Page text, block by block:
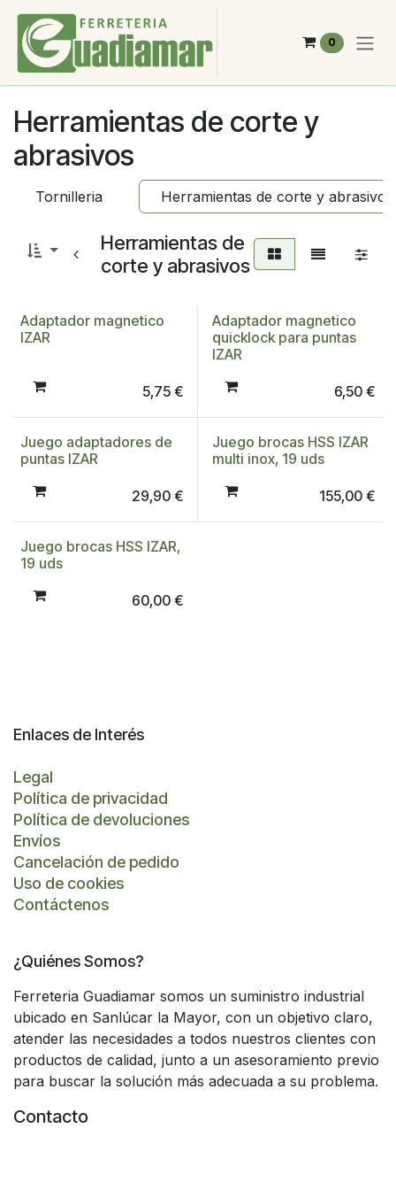
Ir al contenido
0
Herramientas de corte y
abrasivos
Tornilleria Herramientas de corte y abrasivos
Herramientas de
corte y abrasivos
Adaptador magnetico
IZAR
5,75€
Adaptador magnetico
quicklock para puntas
IZAR
6,50€
Juego adaptadores de
puntas IZAR
29,90€
Juego brocas HSS IZAR
multi inox, 19 uds
155,00€
Juego brocas HSS IZAR,
19 uds
60,00€
Enlaces de Interés
Legal
Política de privacidad
Política de devoluciones
Envíos
Cancelación de pedido
Uso de cookies
Contáctenos
¿Quiénes Somos?
Ferreteria Guadiamar somos un suministro industrial
ubicado en Sanlúcar la Mayor, con un objetivo claro,
atender las necesidades a todos nuestros clientes con
productos de calidad, junto a un asesoramiento previo
para buscar la solución más adecuada a su problema.
Contacto